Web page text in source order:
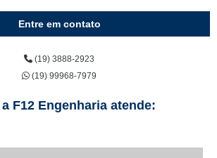
parede Atibaia
parede Itupeva
de drywall Itu
Entre em contato
(19) 3888-2923
(19) 99968-7979
F12 Engenharia atende: